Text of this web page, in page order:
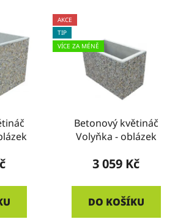
AKCE
TIP
VÍCE ZA MÉNĚ
Betonový květináč
Volyňka - oblázek
3 059 Kč
DO KOŠÍKU